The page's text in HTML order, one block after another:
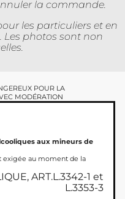
la commande.
les particuliers et en
Les photos sont non
POUR LA
MODÉRATION
aux mineurs de
exigée au moment de la
ART.L.3342-1 et
L.3353-3